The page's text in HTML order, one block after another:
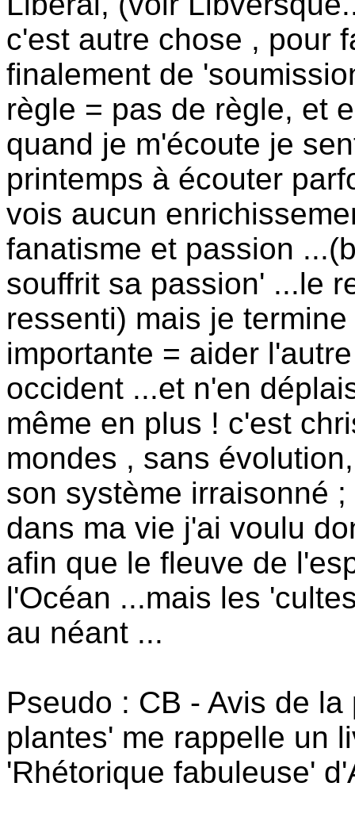
c'est autre chose , pour
finalement de
règle = pas de règle, et
quand je m'écoute je
printemps à écouter
vois aucun
fanatisme et passion
souffrit sa passion' ...le
ressenti) mais je
importante = aider
occident ...et n'en
même en plus ! c'est
mondes , sans
son système irraisonné
dans ma vie j'ai voulu
afin que le fleuve de
l'Océan ...mais les
au néant ...
Pseudo : CB - Avis de
plantes' me rappelle un
'Rhétorique fabuleuse'